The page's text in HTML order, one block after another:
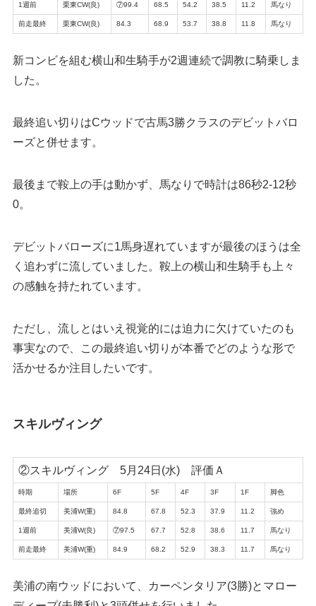
1週前 栗東CW(良) ⑦99.4 68.5 54.2 38.5 11.2 馬なり
前走最終 栗東CW(良) 84.3 68.9 53.7 38.8 11.8 馬なり
新コンビを組む横山和生騎手が2週連続で調教に騎乗しま
した。
最終追い切りはCウッドで古馬3勝クラスのデビットバロ
ーズと併せます。
最後まで鞍上の手は動かず、馬なりで時計は86秒2-12秒
0。
デビットバローズに1馬身遅れていますが最後のほうは全
く追わずに流していました。鞍上の横山和生騎手も上々
の感触を持たれています。
ただし、流しとはいえ視覚的には迫力に欠けていたのも
事実なので、この最終追い切りが本番でどのような形で
活かせるか注目したいです。
スキルヴィング
②スキルヴィング 5月24日(水) 評価Ａ
時期 場所 6F 5F 4F 3F 1F 脚色
最終追切 美浦W(重) 84.8 67.8 52.3 37.9 11.2 強め
1週前 美浦W(良) ⑦97.5 67.7 52.8 38.6 11.7 馬なり
前走最終 美浦W(重) 84.9 68.2 52.9 38.3 11.7 馬なり
美浦の南ウッドにおいて、カーペンタリア(3勝)とマロー